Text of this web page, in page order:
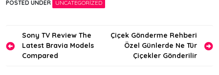
POSTED UNDER UNCATEGORIZED
Yazı
gezinmesi
Sony TV Review The
Latest Bravia Models
Compared
Çiçek Gönderme Rehberi
Özel Günlerde Ne Tür
Çiçekler Gönderilir